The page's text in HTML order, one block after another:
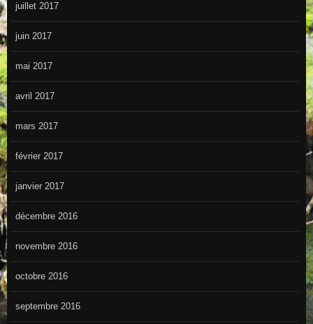
juillet 2017
juin 2017
mai 2017
avril 2017
mars 2017
février 2017
janvier 2017
décembre 2016
novembre 2016
octobre 2016
septembre 2016